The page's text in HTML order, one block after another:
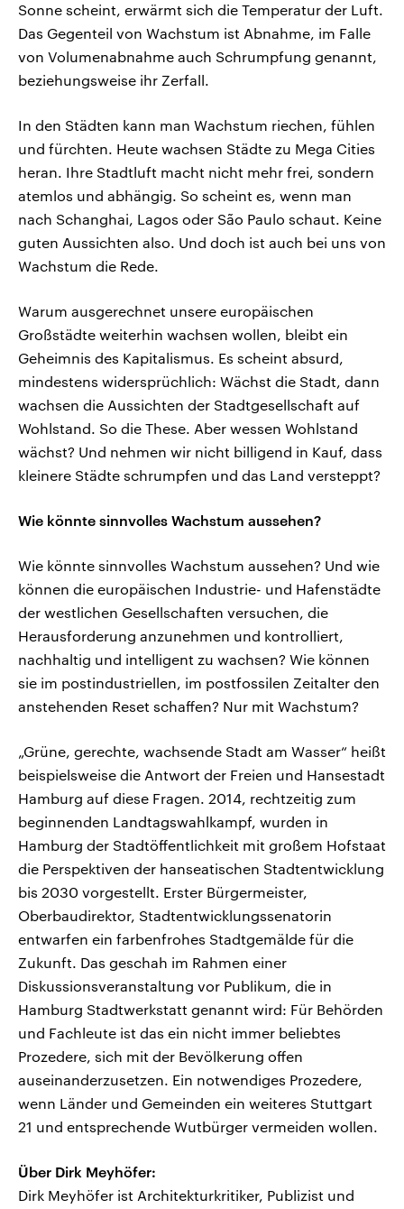
Sonne scheint, erwärmt sich die Temperatur der Luft.
Das Gegenteil von Wachstum ist Abnahme, im Falle
von Volumenabnahme auch Schrumpfung genannt,
beziehungsweise ihr Zerfall.
In den Städten kann man Wachstum riechen, fühlen
und fürchten. Heute wachsen Städte zu Mega Cities
heran. Ihre Stadtluft macht nicht mehr frei, sondern
atemlos und abhängig. So scheint es, wenn man
nach Schanghai, Lagos oder São Paulo schaut. Keine
guten Aussichten also. Und doch ist auch bei uns von
Wachstum die Rede.
Warum ausgerechnet unsere europäischen
Großstädte weiterhin wachsen wollen, bleibt ein
Geheimnis des Kapitalismus. Es scheint absurd,
mindestens widersprüchlich: Wächst die Stadt, dann
wachsen die Aussichten der Stadtgesellschaft auf
Wohlstand. So die These. Aber wessen Wohlstand
wächst? Und nehmen wir nicht billigend in Kauf, dass
kleinere Städte schrumpfen und das Land versteppt?
Wie könnte sinnvolles Wachstum aussehen?
Wie könnte sinnvolles Wachstum aussehen? Und wie
können die europäischen Industrie- und Hafenstädte
der westlichen Gesellschaften versuchen, die
Herausforderung anzunehmen und kontrolliert,
nachhaltig und intelligent zu wachsen? Wie können
sie im postindustriellen, im postfossilen Zeitalter den
anstehenden Reset schaffen? Nur mit Wachstum?
„Grüne, gerechte, wachsende Stadt am Wasser“ heißt
beispielsweise die Antwort der Freien und Hansestadt
Hamburg auf diese Fragen. 2014, rechtzeitig zum
beginnenden Landtagswahlkampf, wurden in
Hamburg der Stadtöffentlichkeit mit großem Hofstaat
die Perspektiven der hanseatischen Stadtentwicklung
bis 2030 vorgestellt. Erster Bürgermeister,
Oberbaudirektor, Stadtentwicklungssenatorin
entwarfen ein farbenfrohes Stadtgemälde für die
Zukunft. Das geschah im Rahmen einer
Diskussionsveranstaltung vor Publikum, die in
Hamburg Stadtwerkstatt genannt wird: Für Behörden
und Fachleute ist das ein nicht immer beliebtes
Prozedere, sich mit der Bevölkerung offen
auseinanderzusetzen. Ein notwendiges Prozedere,
wenn Länder und Gemeinden ein weiteres Stuttgart
21 und entsprechende Wutbürger vermeiden wollen.
Über Dirk Meyhöfer:
Dirk Meyhöfer ist Architekturkritiker, Publizist und